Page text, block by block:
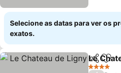
Selecione as datas para ver os
exatos.
Partilhar
Le
4 Estrelas